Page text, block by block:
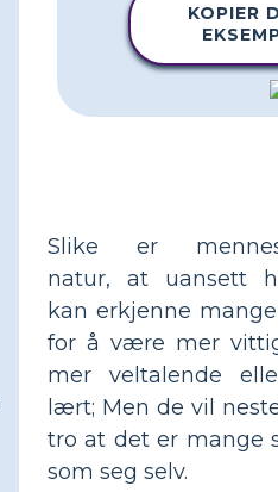
KOPIER
Slike er
natur, at uansett
kan erkjenne
for å være mer
mer veltalende
lært; Men de vil
tro at det er mange
som seg selv.